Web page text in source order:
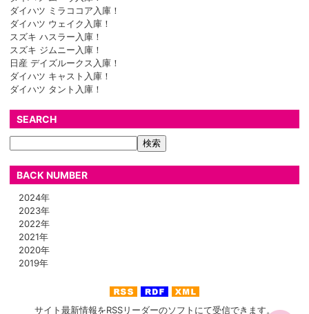
ダイハツ ミラココア入庫！
ダイハツ ウェイク入庫！
スズキ ハスラー入庫！
スズキ ジムニー入庫！
日産 デイズルークス入庫！
ダイハツ キャスト入庫！
ダイハツ タント入庫！
SEARCH
BACK NUMBER
2024年
2023年
2022年
2021年
2020年
2019年
サイト最新情報をRSSリーダーのソフトにて受信できます。